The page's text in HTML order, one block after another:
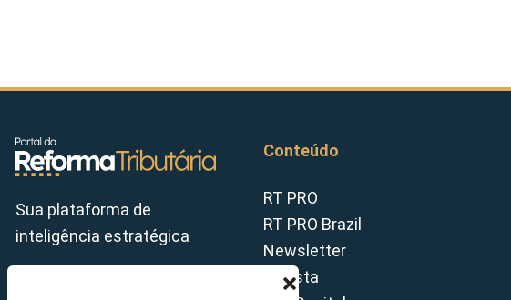
Sua plataforma de
inteligência estratégica
Conteúdo
RT PRO
RT PRO Brazil
Newsletter
Revista